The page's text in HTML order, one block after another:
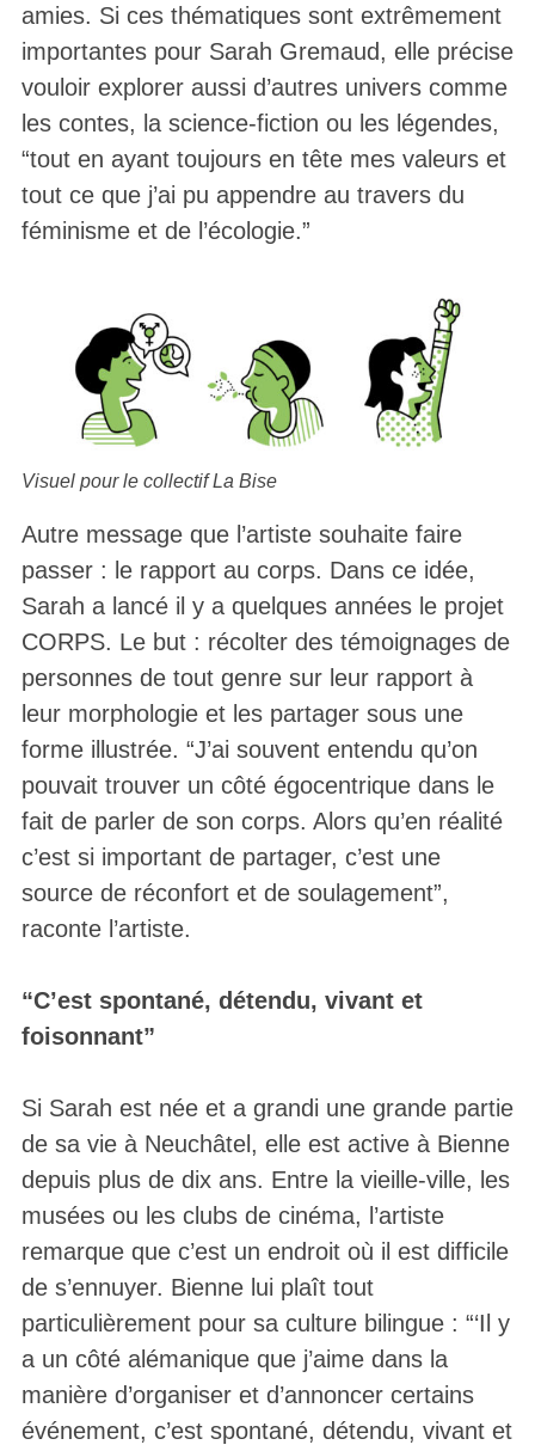
amies. Si ces thématiques sont extrêmement
importantes pour Sarah Gremaud, elle précise
vouloir explorer aussi d’autres univers comme
les contes, la science-fiction ou les légendes,
“tout en ayant toujours en tête mes valeurs et
tout ce que j’ai pu appendre au travers du
féminisme et de l’écologie.”
Visuel pour le collectif La Bise
Autre message que l’artiste souhaite faire
passer : le rapport au corps. Dans ce idée,
Sarah a lancé il y a quelques années le projet
CORPS. Le but : récolter des témoignages de
personnes de tout genre sur leur rapport à
leur morphologie et les partager sous une
forme illustrée. “J’ai souvent entendu qu’on
pouvait trouver un côté égocentrique dans le
fait de parler de son corps. Alors qu’en réalité
c’est si important de partager, c’est une
source de réconfort et de soulagement”,
raconte l’artiste.
“C’est spontané, détendu, vivant et
foisonnant”
Si Sarah est née et a grandi une grande partie
de sa vie à Neuchâtel, elle est active à Bienne
depuis plus de dix ans. Entre la vieille-ville, les
musées ou les clubs de cinéma, l’artiste
remarque que c’est un endroit où il est difficile
de s’ennuyer. Bienne lui plaît tout
particulièrement pour sa culture bilingue : “‘Il y
a un côté alémanique que j’aime dans la
manière d’organiser et d’annoncer certains
événement, c’est spontané, détendu, vivant et